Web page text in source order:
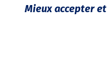
Mieux accepter